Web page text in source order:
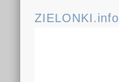
ZIELONKI.info